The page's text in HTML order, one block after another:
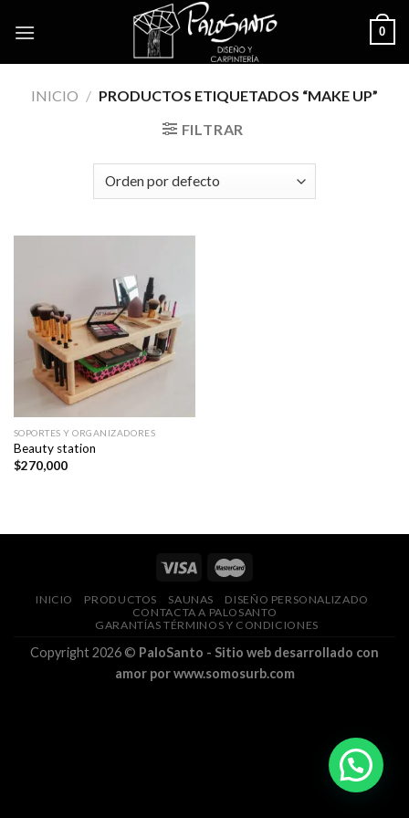
0
INICIO / PRODUCTOS ETIQUETADOS “MAKE UP”
FILTRAR
SOPORTES Y ORGANIZADORES
Beauty station
$270,000
INICIO PRODUCTOS SAUNAS
DISEÑO PERSONALIZADO
CONTACTA A PALOSANTO
GARANTÍAS TÉRMINOS Y CONDICIONES
Copyright 2026 © PaloSanto - Sitio web desarrollado con
amor por www.somosurb.com